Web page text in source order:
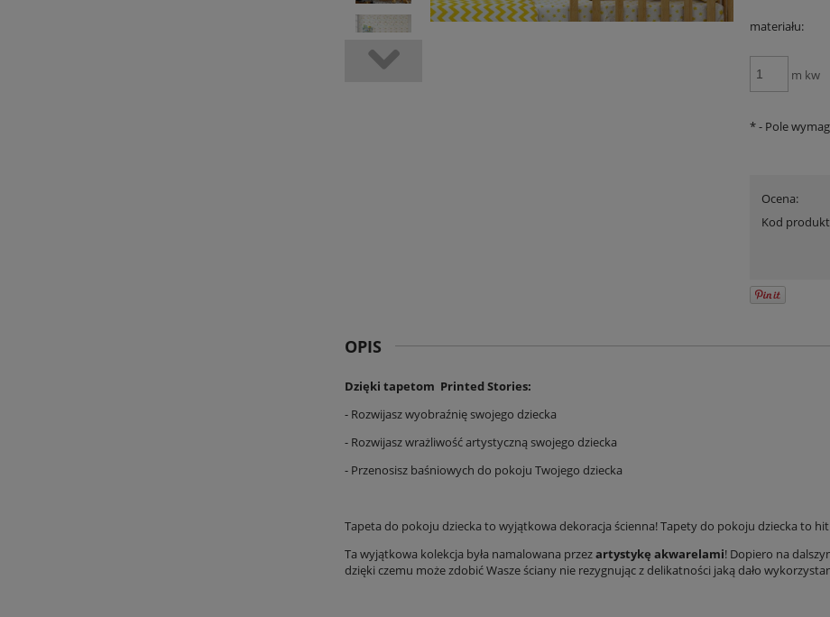
materiału:
m kw
*- Pole
Ocena:
Kod
OPIS
Dzięki tapetom Printed Stories:
- Rozwijasz wyobraźnię swojego dziecka
- Rozwijasz wrażliwość artystyczną swojego dziecka
- Przenosisz baśniowych do pokoju Twojego dziecka
Tapeta do pokoju dziecka to wyjątkowa dekoracja ścienna! Tapety do pokoju dziecka to
Ta wyjątkowa kolekcja była namalowana przezartystykę akwarelami! Dopiero na
dzięki czemu może zdobić Wasze ściany nie rezygnując z delikatności jaką dało